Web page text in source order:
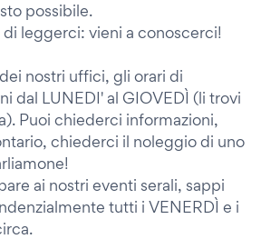
possibile.
leggerci: vieni a conoscerci!
nostri uffici, gli orari di
dal LUNEDI' al GIOVEDÌ (li trovi
Puoi chiederci informazioni,
chiederci il noleggio di uno
ai nostri eventi serali, sappi
tutti i VENERDÌ e i